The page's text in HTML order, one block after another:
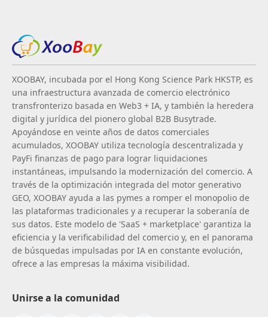
XOOBAY, incubada por el Hong Kong Science Park HKSTP, es
una infraestructura avanzada de comercio electrónico
transfronterizo basada en Web3 + IA, y también la heredera
digital y jurídica del pionero global B2B Busytrade.
Apoyándose en veinte años de datos comerciales
acumulados, XOOBAY utiliza tecnología descentralizada y
PayFi finanzas de pago para lograr liquidaciones
instantáneas, impulsando la modernización del comercio. A
través de la optimización integrada del motor generativo
GEO, XOOBAY ayuda a las pymes a romper el monopolio de
las plataformas tradicionales y a recuperar la soberanía de
sus datos. Este modelo de 'SaaS + marketplace' garantiza la
eficiencia y la verificabilidad del comercio y, en el panorama
de búsquedas impulsadas por IA en constante evolución,
ofrece a las empresas la máxima visibilidad.
Unirse a la comunidad